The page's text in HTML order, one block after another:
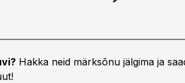
Hakka neid märksõnu jälgima ja